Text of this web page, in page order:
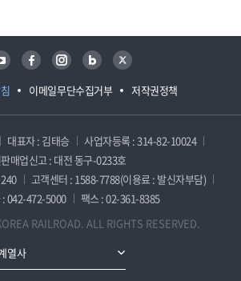
이메일무단수집거부 저작권정책
유튜브 페이스북 인스타그램 블로그 트위터
대표자 : 김태승
사업자등록 : 314-82-10024
매업신고 : 대전 동구-0233호
고객센터 : 1588-7788(이용료 : 발신자부담)
: 042-472-5000
팩스 : 02-361-8385
RAILROAD. ALL RIGHTS RESERVED.
열사